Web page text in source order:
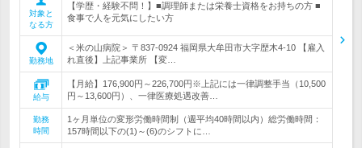
対象と
なる方
【学歴・経験不問！】■調理師または栄養士資格をお持ちの方 ■
食事で人を元気にしたい方
勤務地
＜米の山病院＞ 〒837-0924 福岡県大牟田市大字歴木4-10 【雇入
れ直後】上記事業所 【変…
給与
【月給】176,900円～226,700円※上記には一律調整手当（10,500
円～13,600円）、一律医療処遇改善…
勤務
時間
1ヶ月単位の変形労働時間制（週平均40時間以内）総労働時間：
157時間以下の(1)～(6)のシフトに…